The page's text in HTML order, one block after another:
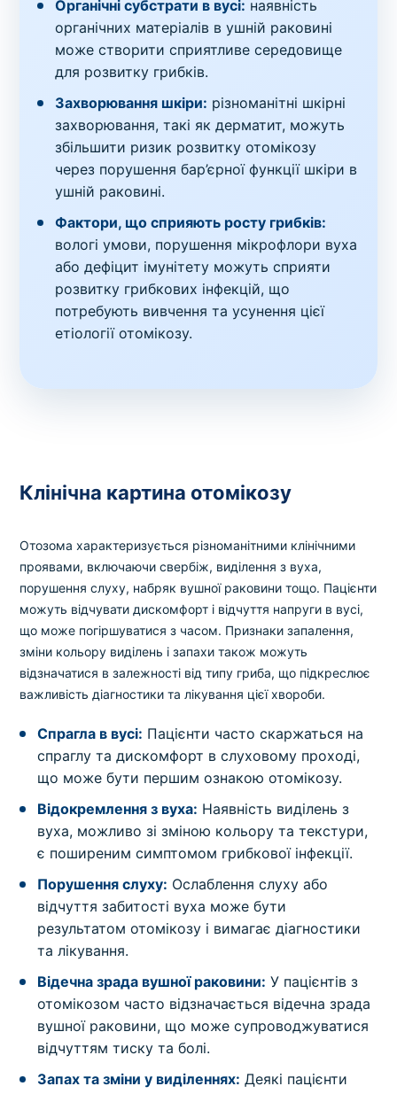
Органічні субстрати в вусі: наявність
органічних матеріалів в ушній раковині
може створити сприятливе середовище
для розвитку грибків.
Захворювання шкіри: різноманітні шкірні
захворювання, такі як дерматит, можуть
збільшити ризик розвитку отомікозу
через порушення бар’єрної функції шкіри в
ушній раковині.
Фактори, що сприяють росту грибків:
вологі умови, порушення мікрофлори вуха
або дефіцит імунітету можуть сприяти
розвитку грибкових інфекцій, що
потребують вивчення та усунення цієї
етіології отомікозу.
Клінічна картина отомікозу
Отозома характеризується різноманітними клінічними
проявами, включаючи свербіж, виділення з вуха,
порушення слуху, набряк вушної раковини тощо. Пацієнти
можуть відчувати дискомфорт і відчуття напруги в вусі,
що може погіршуватися з часом. Признаки запалення,
зміни кольору виділень і запахи також можуть
відзначатися в залежності від типу гриба, що підкреслює
важливість діагностики та лікування цієї хвороби.
Спрагла в вусі: Пацієнти часто скаржаться на
спраглу та дискомфорт в слуховому проході,
що може бути першим ознакою отомікозу.
Відокремлення з вуха: Наявність виділень з
вуха, можливо зі зміною кольору та текстури,
є поширеним симптомом грибкової інфекції.
Порушення слуху: Ослаблення слуху або
відчуття забитості вуха може бути
результатом отомікозу і вимагає діагностики
та лікування.
Відечна зрада вушної раковини: У пацієнтів з
отомікозом часто відзначається відечна зрада
вушної раковини, що може супроводжуватися
відчуттям тиску та болі.
Запах та зміни у виділеннях: Деякі пацієнти